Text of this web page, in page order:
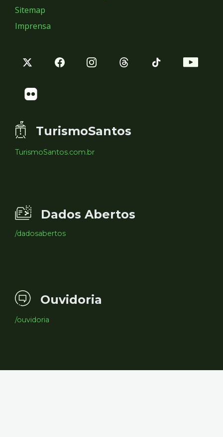
Sitemap
Imprensa
TurismoSantos
TurismoSantos.com.br
Dados Abertos
/dadosabertos
Ouvidoria
/ouvidoria